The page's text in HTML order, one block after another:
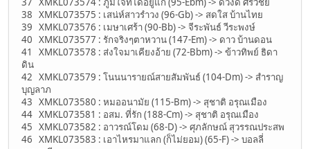
38 XMKL073575 : เสน่ห์สาวรำวง (96-Gb) -> สดใส บ้านไทย
39 XMKL073576 : เมษาเศร้า (90-Bb) -> จีระพันธ์ วีระพงษ์
40 XMKL073577 : รักจริงๆตาหวาน (147-Em) -> ดาว บ้านดอน
41 XMKL073578 : ส่งใจมาเคียงอ้าย (72-Bbm) -> ข้าวทิพย์ ธิดา
ดิน
42 XMKL073579 : โนนนารายณ์สายสัมพันธ์ (104-Dm) -> สำราญ
บุญลาภ
43 XMKL073580 : หมออนามัย (115-Bm) -> สุชาติ อรุณเมือง
44 XMKL073581 : อสม. ที่รัก (188-Cm) -> สุชาติ อรุณเมือง
45 XMKL073582 : อาวรณ์โดม (68-D) -> ศุภลักษณ์ สุวรรณประสพ
46 XMKL073583 : เอาไหรมาแลก (ก็ไม่ยอม) (65-F) -> บอลลี่